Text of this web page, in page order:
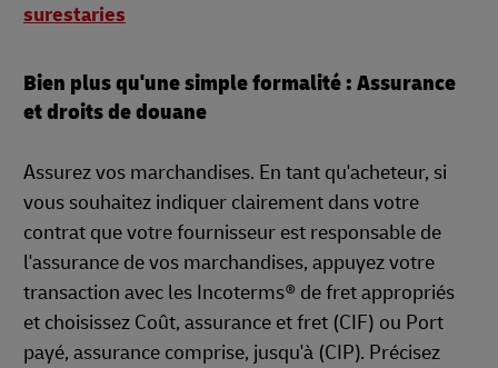
surestaries
Bien plus qu'une simple formalité : Assurance
et droits de douane
Assurez vos marchandises. En tant qu'acheteur, si
vous souhaitez indiquer clairement dans votre
contrat que votre fournisseur est responsable de
l'assurance de vos marchandises, appuyez votre
transaction avec les Incoterms® de fret appropriés
et choisissez Coût, assurance et fret (CIF) ou Port
payé, assurance comprise, jusqu'à (CIP). Précisez